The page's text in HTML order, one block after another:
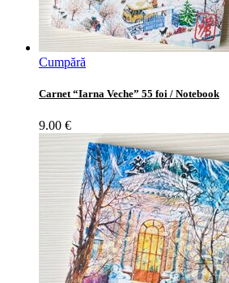
Cumpără
Carnet “Iarna Veche” 55 foi / Notebook
9.00 €